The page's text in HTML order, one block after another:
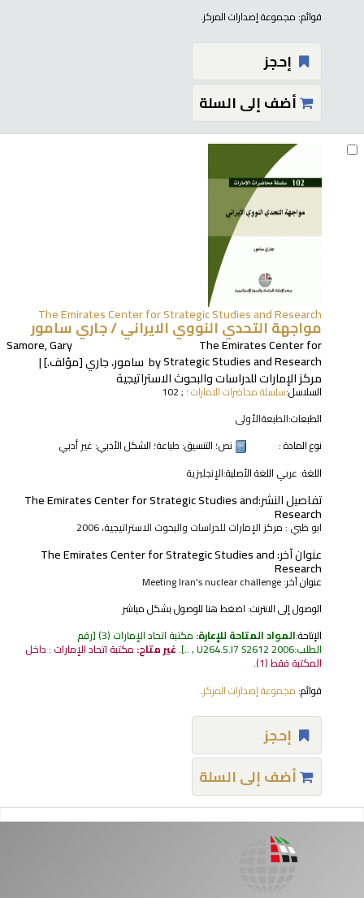
قوائم: مجموعة إصدارات المركز.
إحجز
أضف إلى السلة
The Emirates Center for Strategic Studies and Research
مواجهة التحدي النووي الايراني /جاري سامور
Samore, Gary The Emirates Center for
Strategic Studies and Research
by سامور، جاري[مؤلف.]
مركز الإمارات للدراسات والبحوث الاستراتيجية
السلاسل:سلسلة محاضرات الامارات ؛; 102
الطبعات:الطبعةالأولى
نوع المادة :
نص؛ التنسيق: طباعة؛ الشكل الأدبي: غير أدبي
اللغة: عربي اللغة الأصلية:الإنجليزية
تفاصيل النشر:The Emirates Center for Strategic Studies and
Research
ابو ظبي : مركز الإمارات للدراسات والبحوث الاستراتيجية، 2006
عنوان آخر:The Emirates Center for Strategic Studies and
Research
عنوان آخر:Meeting Iran's nuclear challenge
الوصول إلى الانترنت: اضغط هنا للوصول بشكل مباشر
الإتاحة:المواد المتاحة للإعارة: مكتبة اتحاد الإمارات (3) رقم
الطلب:U264.5.I7 S2612 2006 , ..
.غير متاح: مكتبة اتحاد الإمارات : داخل
المكتبة فقط(1).
قوائم: مجموعة إصدارات المركز.
إحجز
أضف إلى السلة